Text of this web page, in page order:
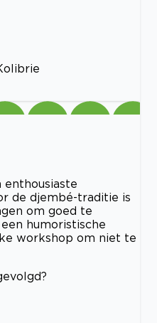
enthousiaste
de djembé-traditie is
om goed te
humoristische
workshop om niet te